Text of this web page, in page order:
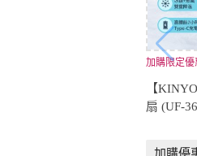
加購限定優
【
扇 (UF-